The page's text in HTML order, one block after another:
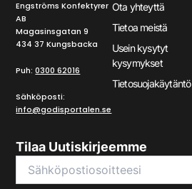
Engströms Konfektyrer
AB
Magasinsgatan 9
434 37 Kungsbacka
Puh:0300 62016
Sähköposti:
info@godisportalen.se
Ota yhteyttä
Tietoa meistä
Usein kysytyt
kysymykset
Tietosuojakäytäntö
Tilaa Uutiskirjeemme